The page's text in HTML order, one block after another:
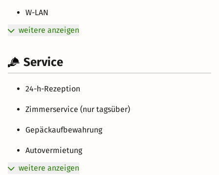
W-LAN
weitere anzeigen
Service
24-h-Rezeption
Zimmerservice (nur tagsüber)
Gepäckaufbewahrung
Autovermietung
weitere anzeigen